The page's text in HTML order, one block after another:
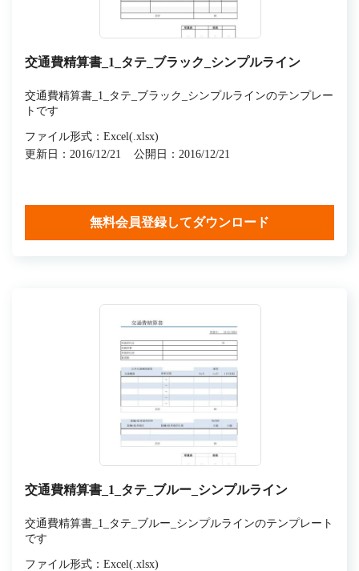
交通費精算書_1_タテ_ブラック_シンプルライン
交通費精算書_1_タテ_ブラック_シンプルラインのテンプレー
トです
ファイル形式：Excel(.xlsx)
更新日：2016/12/21
公開日：2016/12/21
無料会員登録してダウンロード
交通費精算書_1_タテ_ブルー_シンプルライン
交通費精算書_1_タテ_ブルー_シンプルラインのテンプレート
です
ファイル形式：Excel(.xlsx)